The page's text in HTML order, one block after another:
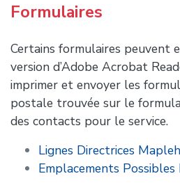
Formulaires
Certains formulaires peuvent
version d’Adobe Acrobat
imprimer et envoyer les
postale trouvée sur le
des contacts pour le service.
Lignes Directrices
Emplacements